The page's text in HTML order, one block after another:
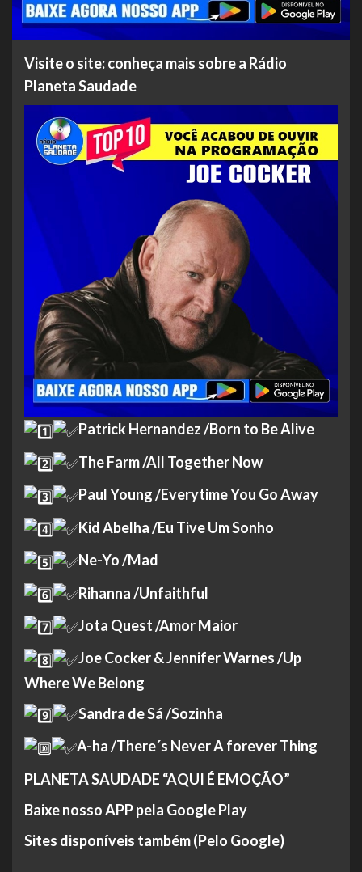
Visite o site: conheça mais sobre a Rádio
Planeta Saudade
Patrick Hernandez /Born to Be Alive
The Farm /All Together Now
Paul Young /Everytime You Go Away
Kid Abelha /Eu Tive Um Sonho
Ne-Yo /Mad
Rihanna /Unfaithful
Jota Quest /Amor Maior
Joe Cocker & Jennifer Warnes /Up
Where We Belong
Sandra de Sá /Sozinha
A-ha /There´s Never A forever Thing
PLANETA SAUDADE “AQUI É EMOÇÃO”
Baixe nosso APP pela Google Play
Sites disponíveis também (Pelo Google)